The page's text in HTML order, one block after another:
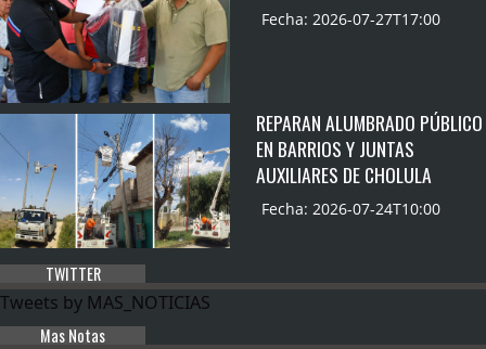
Fecha: 2026-07-27T17:00
REPARAN ALUMBRADO PÚBLICO
EN BARRIOS Y JUNTAS
AUXILIARES DE CHOLULA
Fecha: 2026-07-24T10:00
TWITTER
Tweets by MAS_NOTICIAS
Mas Notas